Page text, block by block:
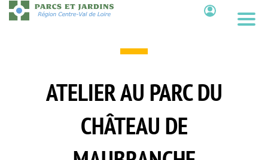
Aller
au
ATELIER AU PARC DU
CHÂTEAU DE